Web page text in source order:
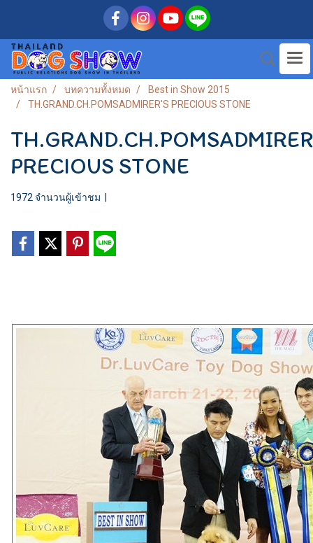
หน้าแรก บทความทั้งหมด
Best in Show 2015
TH.GRAND.CH.POMSADMIRER'S PRECIOUS STONE
PRECIOUS STONE
1972 จำนวนผู้เข้าชม